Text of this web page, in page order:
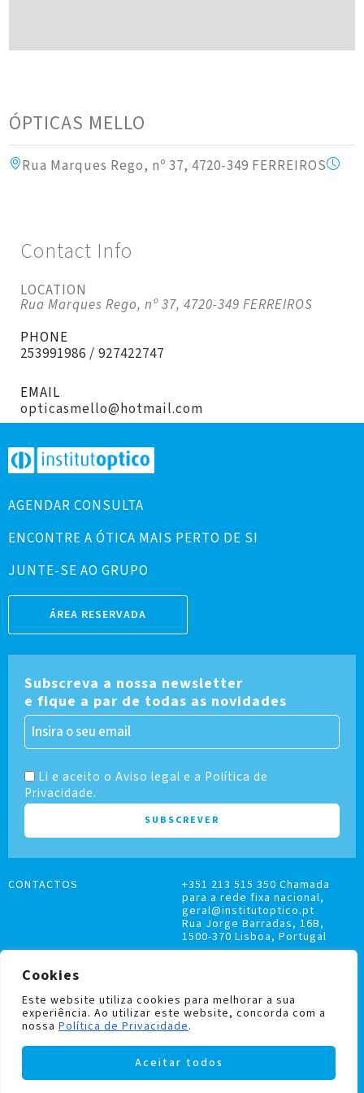
Cookies
Este website utiliza cookies para melhorar a sua
experiência. Ao utilizar este website, concorda com a
nossa Política de Privacidade.
Aceitar todos
ÓPTICAS MELLO
Rua Marques Rego, nº 37, 4720-349 FERREIROS
Contact Info
LOCATION
Rua Marques Rego, nº 37, 4720-349 FERREIROS
PHONE
253991986 / 927422747
EMAIL
opticasmello@hotmail.com
AGENDAR CONSULTA
ENCONTRE A ÓTICA MAIS PERTO DE SI
JUNTE-SE AO GRUPO
ÁREA RESERVADA
Subscreva a nossa newsletter
e fique a par de todas as novidades
Li e aceito o Aviso legal e a Política de
Privacidade.
LIVRO DE RECLAMAÇÕES
POLÍTICA DE PRIVACIDADE E COOKIES
CONTACTOS
+351 213 515 350 Chamada
para a rede fixa nacional,
geral@institutoptico.pt
Rua Jorge Barradas, 16B,
1500-370 Lisboa, Portugal